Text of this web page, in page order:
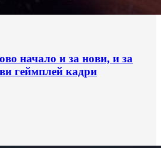
начало и за нови, и за
геймплей кадри